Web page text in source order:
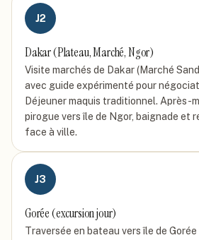
J2
Dakar (Plateau, Marché, Ngor)
Visite marchés de Dakar (Marché
avec guide expérimenté pour
Déjeuner maquis traditionnel. Après-
pirogue vers île de Ngor, baignade et
face à ville.
J3
Gorée (excursion jour)
Traversée en bateau vers île de Gorée